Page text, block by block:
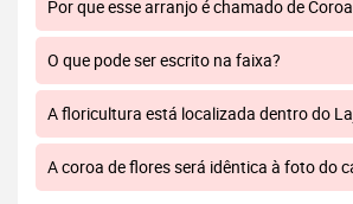
Por que esse arranjo é chamado de
O que pode ser escrito na faixa?
A floricultura está localizada dentro do
A coroa de flores será idêntica à foto do